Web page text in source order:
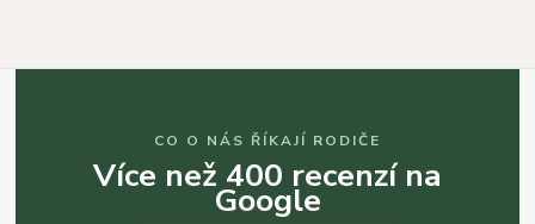
CO O NÁS ŘÍKAJÍ RODIČE
Více než 400 recenzí na
Google